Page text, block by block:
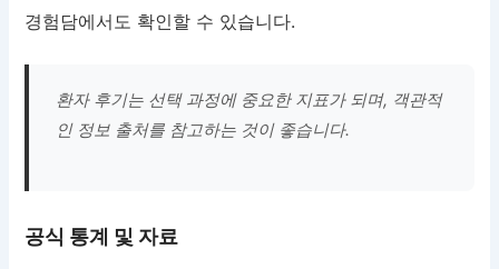
경험담에서도 확인할 수 있습니다.
환자 후기는 선택 과정에 중요한 지표가 되며, 객관적
인 정보 출처를 참고하는 것이 좋습니다.
공식 통계 및 자료